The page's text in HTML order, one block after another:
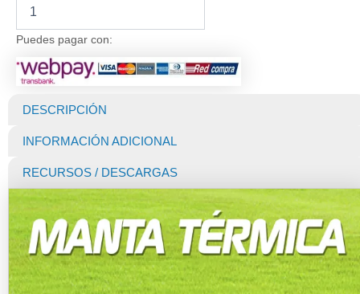
Térmica
para
Premium
400
Black
de
MTS
cantidad
Puedes pagar con:
DESCRIPCIÓN
INFORMACIÓN ADICIONAL
RECURSOS / DESCARGAS